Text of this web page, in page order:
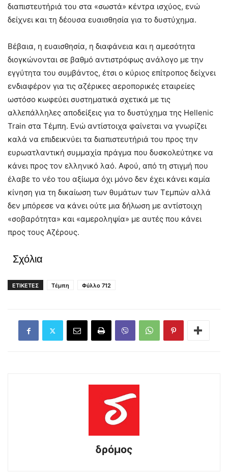
διαπιστευτήριά του στα «σωστά» κέντρα ισχύος, ενώ
δείχνει και τη δέουσα ευαισθησία για το δυστύχημα.
Βέβαια, η ευαισθησία, η διαφάνεια και η αμεσότητα
διογκώνονται σε βαθμό αντιστρόφως ανάλογο με την
εγγύτητα του συμβάντος, έτσι ο κύριος επίτροπος δείχνει
ενδιαφέρον για τις αζέρικες αεροπορικές εταιρείες
ωστόσο κωφεύει συστηματικά σχετικά με τις
αλλεπάλληλες αποδείξεις για το δυστύχημα της Hellenic
Train στα Τέμπη. Ενώ αντίστοιχα φαίνεται να γνωρίζει
καλά να επιδεικνύει τα διαπιστευτήριά του προς την
ευρωατλαντική συμμαχία πράγμα που δυσκολεύτηκε να
κάνει προς τον ελληνικό λαό. Αφού, από τη στιγμή που
έλαβε το νέο του αξίωμα όχι μόνο δεν έχει κάνει καμία
κίνηση για τη δικαίωση των θυμάτων των Τεμπών αλλά
δεν μπόρεσε να κάνει ούτε μια δήλωση με αντίστοιχη
«σοβαρότητα» και «αμεροληψία» με αυτές που κάνει
προς τους Αζέρους.
Σχόλια
ΕΤΙΚΕΤΕΣ Τέμπη Φύλλο 712
δρόμος